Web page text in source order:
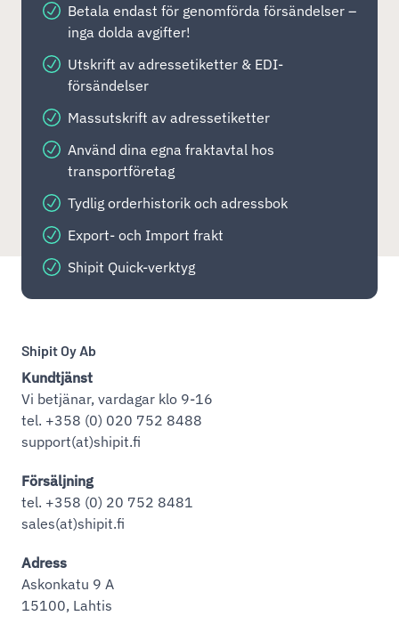
Betala endast för genomförda försändelser –
inga dolda avgifter!
Utskrift av adressetiketter & EDI-
försändelser
Massutskrift av adressetiketter
Använd dina egna fraktavtal hos
transportföretag
Tydlig orderhistorik och adressbok
Export- och Import frakt
Shipit Quick-verktyg
Shipit Oy Ab
Kundtjänst
Vi betjänar, vardagar klo 9-16
tel. +358 (0) 020 752 8488
support(at)shipit.fi
Försäljning
tel. +358 (0) 20 752 8481
sales(at)shipit.fi
Adress
Askonkatu 9 A
15100, Lahtis